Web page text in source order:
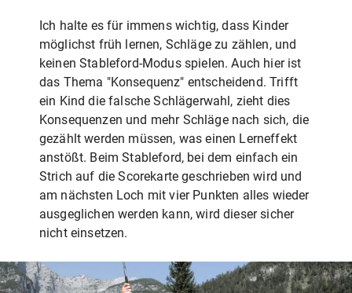
Ich halte es für immens wichtig, dass Kinder
möglichst früh lernen, Schläge zu zählen, und
keinen Stableford-Modus spielen. Auch hier ist
das Thema "Konsequenz" entscheidend. Trifft
ein Kind die falsche Schlägerwahl, zieht dies
Konsequenzen und mehr Schläge nach sich, die
gezählt werden müssen, was einen Lerneffekt
anstößt. Beim Stableford, bei dem einfach ein
Strich auf die Scorekarte geschrieben wird und
am nächsten Loch mit vier Punkten alles wieder
ausgeglichen werden kann, wird dieser sicher
nicht einsetzen.